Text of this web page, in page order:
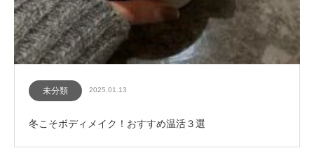
未分類 2025.01.13
冬こそボディメイク！おすすめ温活３選